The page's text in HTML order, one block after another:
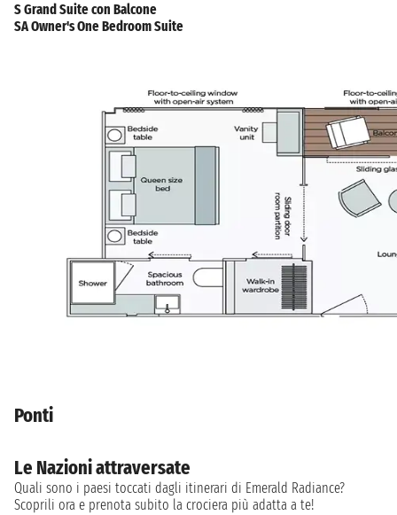
S Grand Suite con Balcone
SA Owner's One Bedroom Suite
Ponti
Le Nazioni attraversate
Quali sono i paesi toccati dagli itinerari di Emerald Radiance?
Scoprili ora e prenota subito la crociera più adatta a te!